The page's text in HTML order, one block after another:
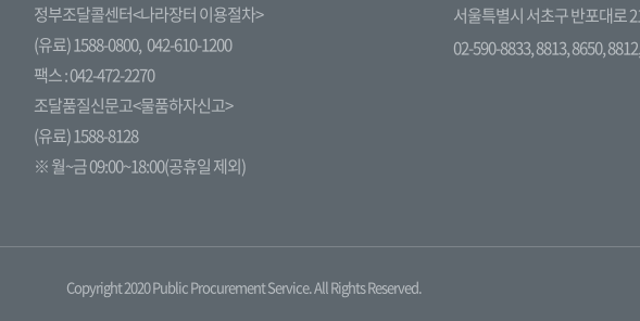
정부조달콜센터<나라장터 이용절차>
(유료) 1588-0800, 042-610-1200
팩스 : 042-472-2270
조달품질신문고<물품하자신고>
(유료) 1588-8128
※ 월~금 09:00~18:00(공휴일 제외)
서울특별시 서초구 반포대로
02-590-8833,8813,8650,8812,
Copyright 2020 Public Procurement Service. All Rights Reserved.